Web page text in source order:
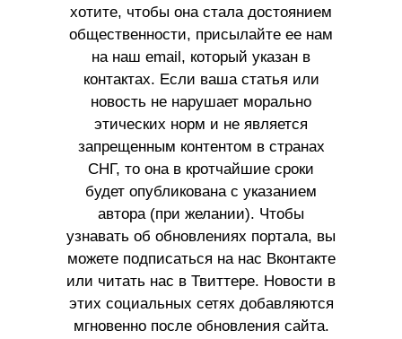
хотите, чтобы она стала достоянием
общественности, присылайте ее нам
на наш email, который указан в
контактах. Если ваша статья или
новость не нарушает морально
этических норм и не является
запрещенным контентом в странах
СНГ, то она в кротчайшие сроки
будет опубликована с указанием
автора (при желании). Чтобы
узнавать об обновлениях портала, вы
можете подписаться на нас Вконтакте
или читать нас в Твиттере. Новости в
этих социальных сетях добавляются
мгновенно после обновления сайта.